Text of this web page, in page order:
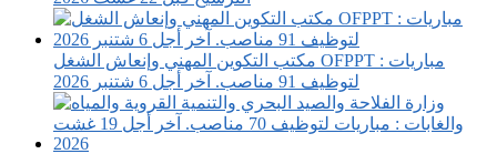
مكتب التكوين المهني وإنعاش الشغل OFPPT : مباريات
لتوظيف 91 مناصب. آخر أجل 6 شتنبر 2026